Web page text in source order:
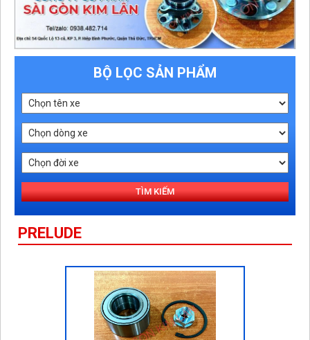
BỘ LỌC SẢN PHẨM
TÌM KIẾM
PRELUDE